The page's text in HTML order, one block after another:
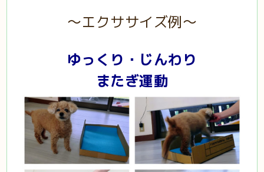
～エクササイズ例～
ゆっくり・じんわり
またぎ運動